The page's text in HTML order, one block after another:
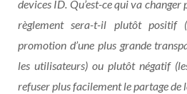
devices ID. Qu’est-ce qui va changer
règlement sera-t-il plutôt positif
promotion d’une plus grande
les utilisateurs) ou plutôt négatif
refuser plus facilement le partage de